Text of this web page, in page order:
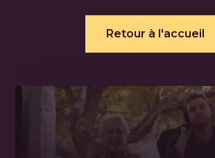
Retour à l'accueil